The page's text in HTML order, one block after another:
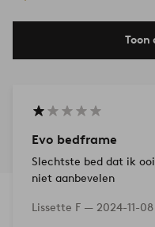
Toon
Evo bedframe
Slechtste bed dat ik
niet aanbevelen
Lissette F — 2024-11-08